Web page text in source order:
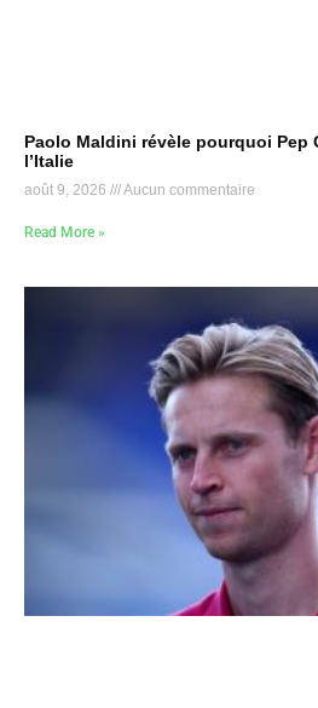
Paolo Maldini révèle pourquoi Pep
l’Italie
août 9, 2026 Aucun commentaire
Read More »